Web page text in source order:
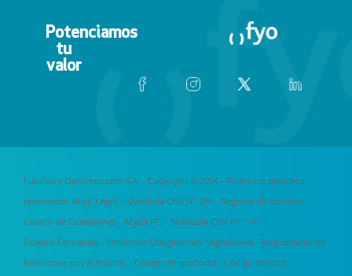
Potenciamos
tu
valor
Futuros y Opciones.com S.A. - Copyright © 2024 - Todos los derechos
reservados. ALyC I Agro - Matrícula CNV N° 295 - Registro de idóneos -
Cuadro de Comisiones - ACyDI FCI - Matrícula CNV N° 114 -
Estados Contables - Emisiones Obligaciones Negociables - Responsable de
Relaciones con el Público - Código de conducta - Código de ética